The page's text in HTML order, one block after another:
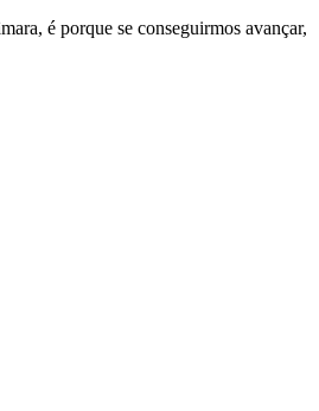
é porque se conseguirmos avançar,